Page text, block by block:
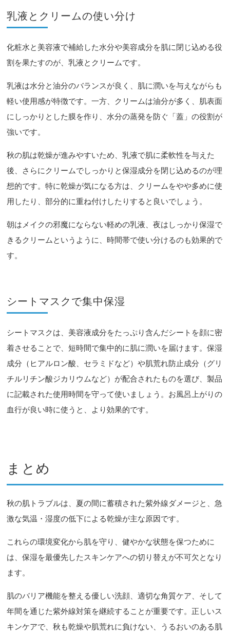
乳液とクリームの使い分け
化粧水と美容液で補給した水分や美容成分を肌に閉じ込める役
割を果たすのが、乳液とクリームです。
乳液は水分と油分のバランスが良く、肌に潤いを与えながらも
軽い使用感が特徴です。一方、クリームは油分が多く、肌表面
にしっかりとした膜を作り、水分の蒸発を防ぐ「蓋」の役割が
強いです。
秋の肌は乾燥が進みやすいため、乳液で肌に柔軟性を与えた
後、さらにクリームでしっかりと保湿成分を閉じ込めるのが理
想的です。特に乾燥が気になる方は、クリームをやや多めに使
用したり、部分的に重ね付けしたりすると良いでしょう。
朝はメイクの邪魔にならない軽めの乳液、夜はしっかり保湿で
きるクリームというように、時間帯で使い分けるのも効果的で
す。
シートマスクで集中保湿
シートマスクは、美容液成分をたっぷり含んだシートを顔に密
着させることで、短時間で集中的に肌に潤いを届けます。保湿
成分（ヒアルロン酸、セラミドなど）や肌荒れ防止成分（グリ
チルリチン酸ジカリウムなど）が配合されたものを選び、製品
に記載された使用時間を守って使いましょう。お風呂上がりの
血行が良い時に使うと、より効果的です。
まとめ
秋の肌トラブルは、夏の間に蓄積された紫外線ダメージと、急
激な気温・湿度の低下による乾燥が主な原因です。
これらの環境変化から肌を守り、健やかな状態を保つために
は、保湿を最優先したスキンケアへの切り替えが不可欠となり
ます。
肌のバリア機能を整える優しい洗顔、適切な角質ケア、そして
年間を通じた紫外線対策を継続することが重要です。正しいス
キンケアで、秋も乾燥や肌荒れに負けない、うるおいのある肌